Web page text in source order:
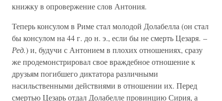
книжку в опровержение слов Антония.
Теперь консулом в Риме стал молодой Долабелла (он стал
бы консулом на 44 г. до н. э., если бы не смерть Цезаря. –
Ред.) и, будучи с Антонием в плохих отношениях, сразу
же продемонстрировал свое враждебное отношение к
друзьям погибшего диктатора различными
насильственными действиями в отношении их. Перед
смертью Цезарь отдал Долабелле провинцию Сирия, а